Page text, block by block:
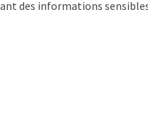
des informations